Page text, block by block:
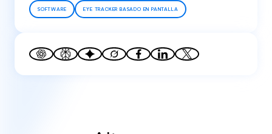
SOFTWARE EYE TRACKER BASADO EN PANTALLA